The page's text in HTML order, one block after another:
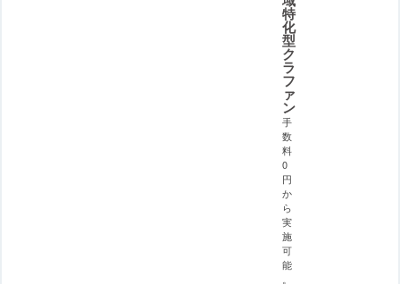
特
化
型
ク
ラ
フ
ァ
ン
手
数
料
0
円
か
ら
実
施
可
能